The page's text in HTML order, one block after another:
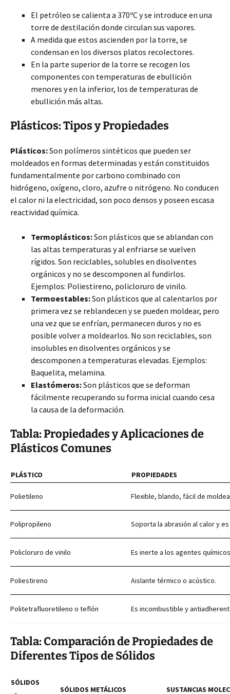
El petróleo se calienta a 370ºC y se introduce en una
torre de destilación donde circulan sus vapores.
A medida que estos ascienden por la torre, se
condensan en los diversos platos recolectores.
En la parte superior de la torre se recogen los
componentes con temperaturas de ebullición
menores y en la inferior, los de temperaturas de
ebullición más altas.
Plásticos: Tipos y Propiedades
Plásticos:Son polímeros sintéticos que pueden ser
moldeados en formas determinadas y están constituidos
fundamentalmente por carbono combinado con
hidrógeno, oxígeno, cloro, azufre o nitrógeno. No conducen
el calor ni la electricidad, son poco densos y poseen escasa
reactividad química.
Termoplásticos:Son plásticos que se ablandan con
las altas temperaturas y al enfriarse se vuelven
rígidos. Son reciclables, solubles en disolventes
orgánicos y no se descomponen al fundirlos.
Ejemplos: Poliestireno, policloruro de vinilo.
Termoestables:Son plásticos que al calentarlos por
primera vez se reblandecen y se pueden moldear, pero
una vez que se enfrían, permanecen duros y no es
posible volver a moldearlos. No son reciclables, son
insolubles en disolventes orgánicos y se
descomponen a temperaturas elevadas. Ejemplos:
Baquelita, melamina.
Elastómeros:Son plásticos que se deforman
fácilmente recuperando su forma inicial cuando cesa
la causa de la deformación.
Tabla: Propiedades y Aplicaciones de
Plásticos Comunes
PLÁSTICO PROPIEDADES
Polietileno Flexible, blando, fácil de
Polipropileno Soporta la abrasión al calor y
Policloruro de vinilo Es inerte a los agentes
Poliestireno Aislante térmico o acústico.
Politetrafluoretileno o teflón Es incombustible y
Tabla: Comparación de Propiedades de
Diferentes Tipos de Sólidos
SÓLIDOS
SÓLIDOS METÁLICOS SUSTANCIAS